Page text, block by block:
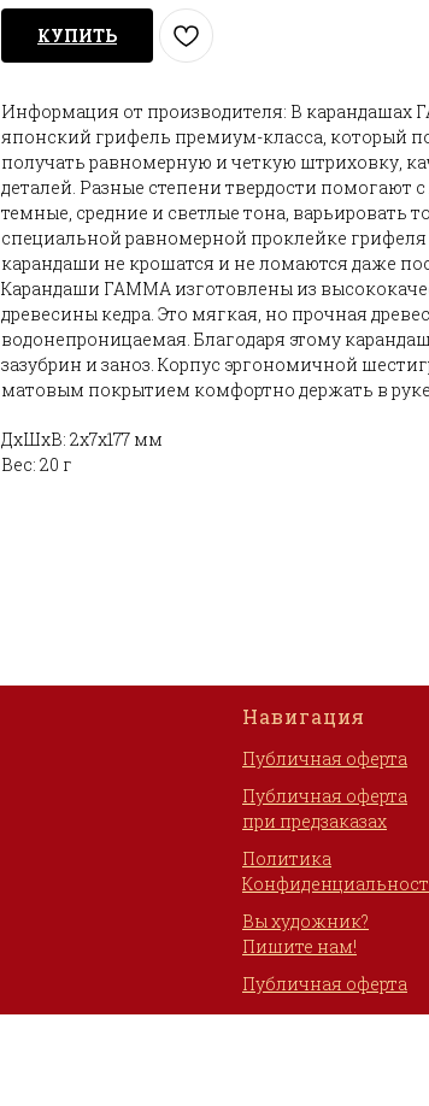
КУПИТЬ
Информация от производителя: В карандашах
японский грифель премиум-класса, который
получать равномерную и четкую штриховку,
деталей. Разные степени твердости помогают
темные, средние и светлые тона, варьировать
специальной равномерной проклейке грифеля
карандаши не крошатся и не ломаются даже
Карандаши ГАММА изготовлены из
древесины кедра. Это мягкая, но прочная
водонепроницаемая. Благодаря этому
зазубрин и заноз. Корпус эргономичной
матовым покрытием комфортно держать в
ДxШxВ: 2x7x177 мм
Вес: 20 г
Навигация
Публичная оферта
Публичная оферта
при предзаказах
Политика
Вы художник?
Пишите нам!
Публичная оферта